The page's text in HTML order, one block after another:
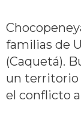
familias de
(Caquetá).
un territorio
el conflicto